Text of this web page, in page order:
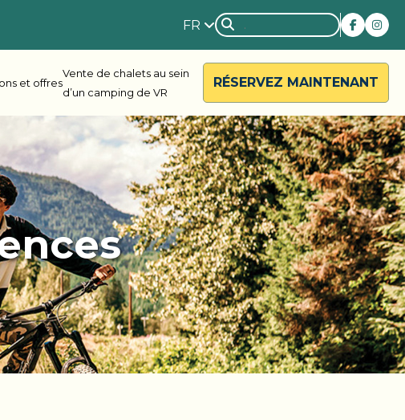
FR
Riverside
Rondalyn
Grand River
Grandview
Melody Bay
Nestle In
Shady Acres
Silent Valley
Spring Valley
Victoria Harbour
Wasaga Pines
et offres
Vente de chalets au sein
d’un camping de VR
RÉSERVEZ MAINTENANT